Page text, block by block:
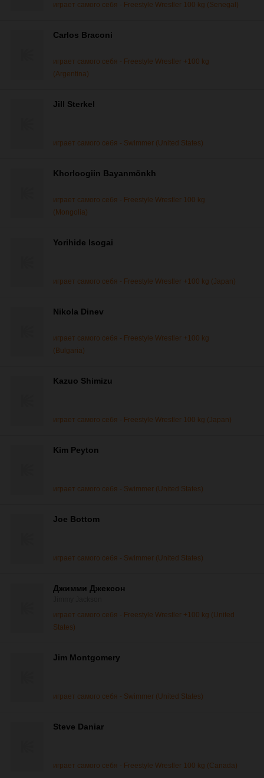
играет самого себя - Freestyle Wrestler 100 kg (Senegal)
Carlos Braconi
играет самого себя - Freestyle Wrestler +100 kg
(Argentina)
Jill Sterkel
играет самого себя - Swimmer (United States)
Khorloogiin Bayanmönkh
играет самого себя - Freestyle Wrestler 100 kg
(Mongolia)
Yorihide Isogai
играет самого себя - Freestyle Wrestler +100 kg (Japan)
Nikola Dinev
играет самого себя - Freestyle Wrestler +100 kg
(Bulgaria)
Kazuo Shimizu
играет самого себя - Freestyle Wrestler 100 kg (Japan)
Kim Peyton
играет самого себя - Swimmer (United States)
Joe Bottom
играет самого себя - Swimmer (United States)
Джимми Джексон
играет самого себя - Freestyle Wrestler +100 kg (United
States)
Jim Montgomery
играет самого себя - Swimmer (United States)
Steve Daniar
играет самого себя - Freestyle Wrestler 100 kg (Canada)